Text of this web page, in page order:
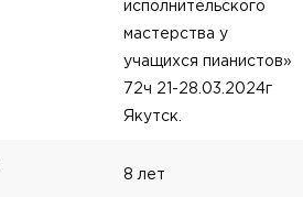
исполнительского
мастерства у
учащихся пианистов»
72ч 21-28.03.2024г
Якутск.
8 лет